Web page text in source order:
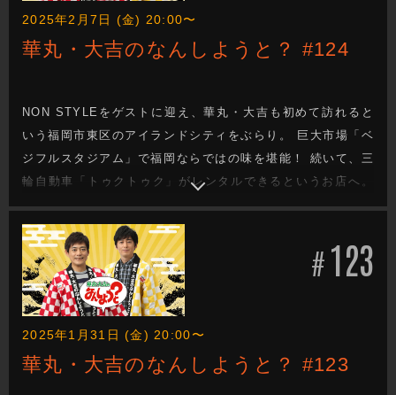
2025年2月7日 (金) 20:00〜
華丸・大吉のなんしようと？ #124
NON STYLEをゲストに迎え、華丸・大吉も初めて訪れると
いう福岡市東区のアイランドシティをぶらり。 巨大市場「ベ
ジフルスタジアム」で福岡ならではの味を堪能！ 続いて、三
輪自動車「トゥクトゥク」がレンタルできるというお店へ。
ところが運転を任された石田がいきなり道を間違えてしまう
ハプニングが発生してしまう…。 さらに、県外からお客さん
がわざわざ食べにくるという「隠れた絶品グルメ」も登場し
ます！
#123
2025年1月31日 (金) 20:00〜
華丸・大吉のなんしようと？ #123